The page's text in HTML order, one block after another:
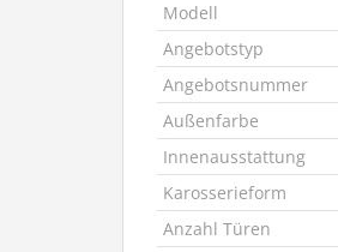
Modell
Angebotstyp
Angebotsnummer
Außenfarbe
Innenausstattung
Karosserieform
Anzahl Türen